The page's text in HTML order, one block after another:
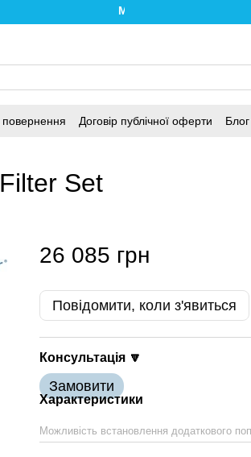
Ми працюємо. Все буде
Договір публічної оферти Блог
Set
26 085 грн
Повідомити, коли з'явиться
Консультація 🔽
Замовити
Характеристики
Можливість встановлення додаткового